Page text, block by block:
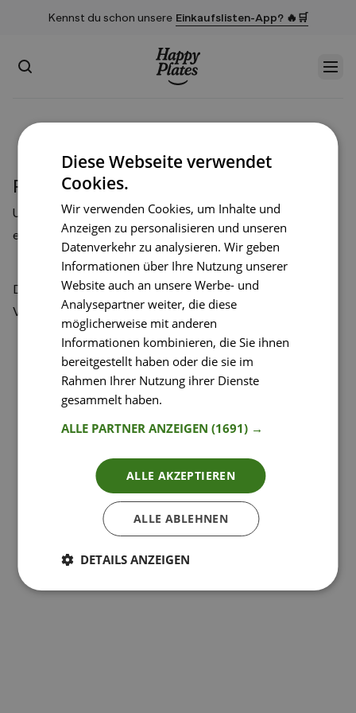
Kennst du schon unsere Einkaufslisten-App? 🔥🛒
Suchen
Presse
Unser Presseteam ist unterpresse@happyplates.com
erreichbar.
Das Happy Plates Logo, Factsheet sowie Bild- und
Videomaterial findest duhier zum Download
Diese Webseite verwendet
Cookies.
Wir verwenden Cookies, um Inhalte und
Anzeigen zu personalisieren und unseren
Datenverkehr zu analysieren. Wir geben
Informationen über Ihre Nutzung unserer
Website auch an unsere Werbe- und
Analysepartner weiter, die diese
möglicherweise mit anderen
Informationen kombinieren, die Sie ihnen
bereitgestellt haben oder die sie im
Rahmen Ihrer Nutzung ihrer Dienste
gesammelt haben.
ALLE PARTNER ANZEIGEN(1691) →
ALLE AKZEPTIEREN
ALLE ABLEHNEN
DETAILS ANZEIGEN